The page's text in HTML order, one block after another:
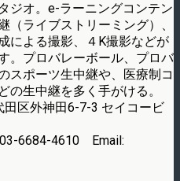
ジオ。e-ラーニングコンテン
（ライブストリーミング）、
による撮影、４K撮影などが
。プロバレーボール、プロバ
スポーツ生中継や、医療制コ
の生中継を多く手がける。
区外神田6-7-3 セイコービ
6684-4610 Email: